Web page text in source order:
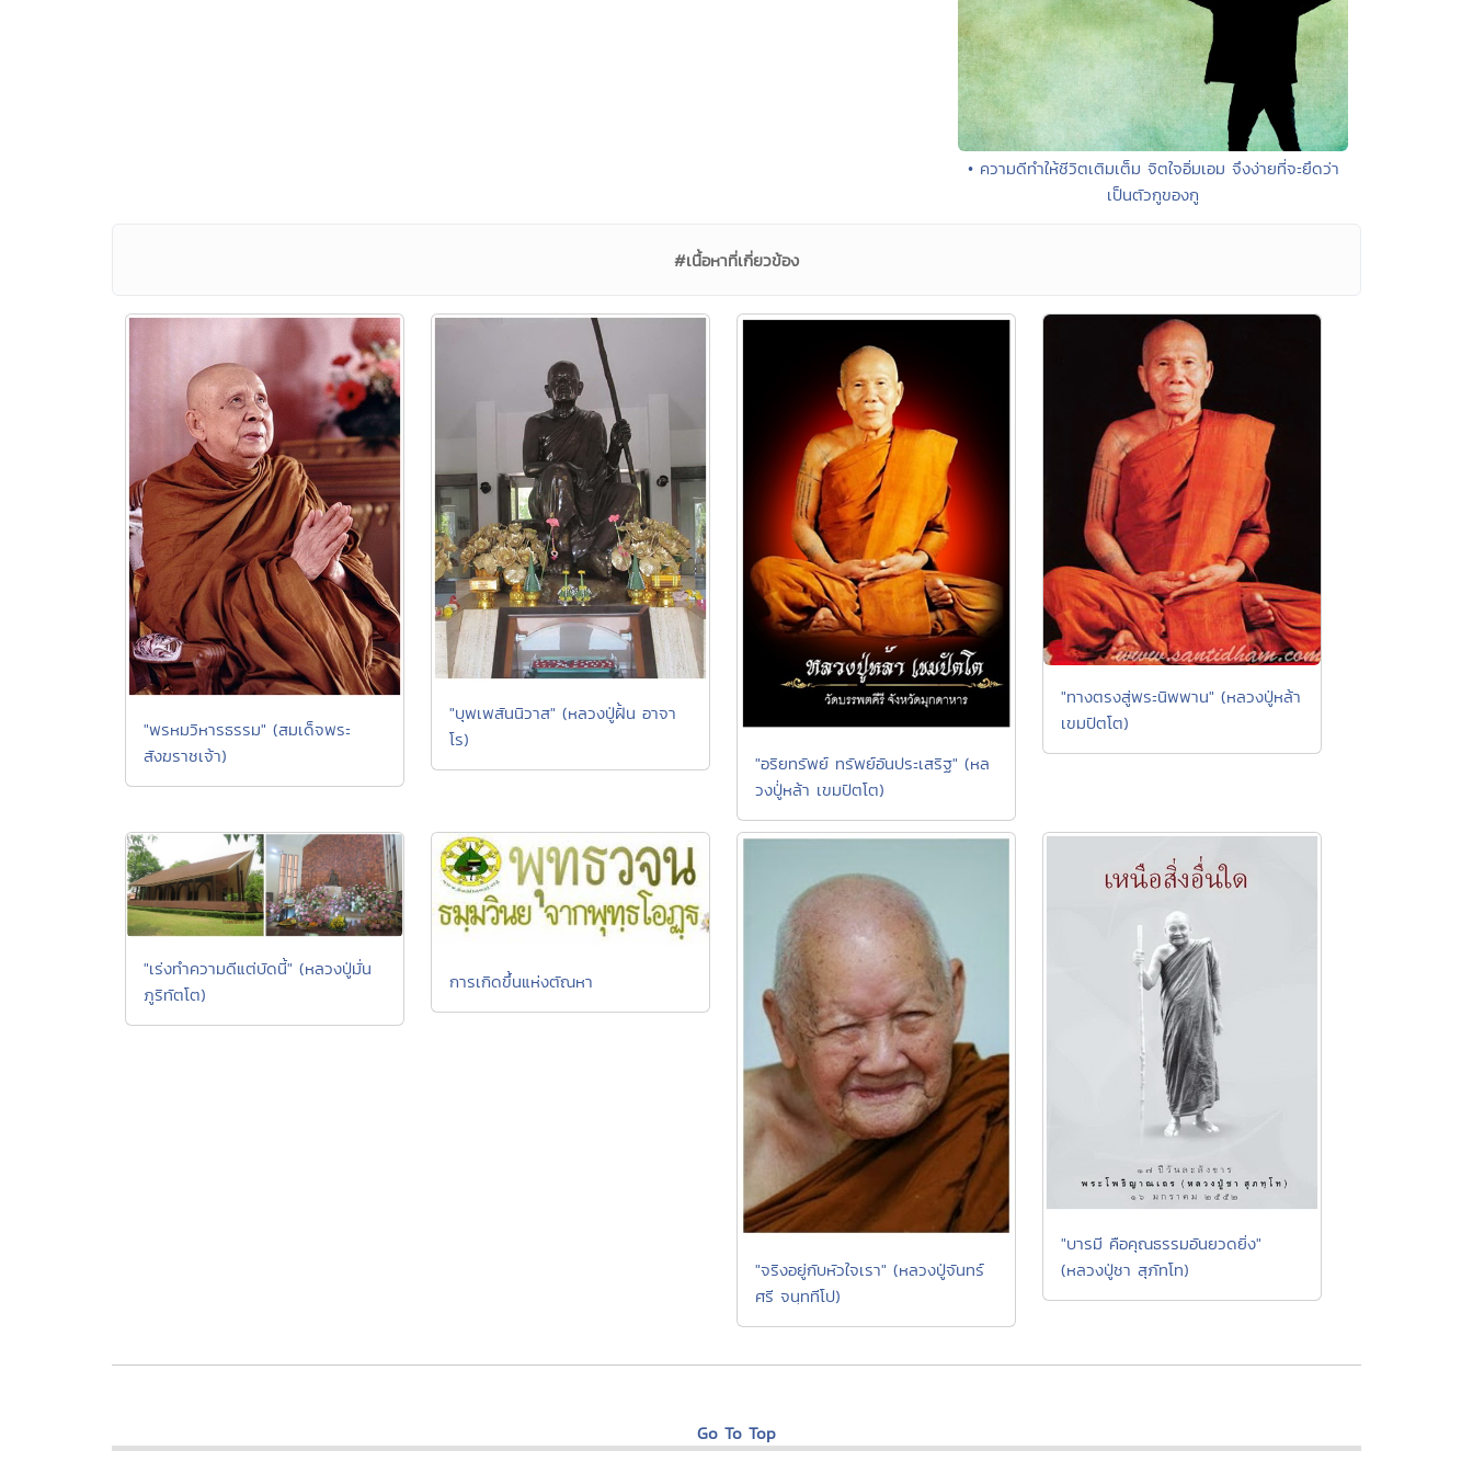
• ความดีทำให้ชีวิตเติมเต็ม จิตใจอิ่มเอม จึงง่ายที่จะยึดว่า
เป็นตัวกูของกู
#เนื้อหาที่เกี่ยวข้อง
"พรหมวิหารธรรม" (สมเด็จพระ
สังฆราชเจ้า)
"บุพเพสันนิวาส" (หลวงปู่ฝั้น อาจา
โร)
"อริยทรัพย์ ทรัพย์อันประเสริฐ" (หล
วงปู่่หล้า เขมปัตโต)
"ทางตรงสู่พระนิพพาน" (หลวงปู่หล้า
เขมปัตโต)
"เร่งทำความดีแต่บัดนี้" (หลวงปู่มั่น
ภูริทัตโต)
การเกิดขึ้นแห่งตัณหา
"จริงอยู่กับหัวใจเรา" (หลวงปู่จันทร์
ศรี จนฺททีโป)
"บารมี คือคุณธรรมอันยวดยิ่ง"
(หลวงปู่ชา สุภัทโท)
Go To Top